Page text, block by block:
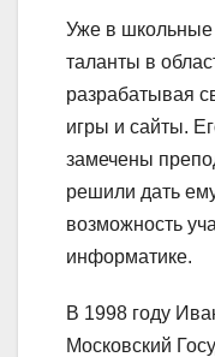
Уже в школьные
таланты в
разрабатывая
игры и сайты.
замечены
решили дать
возможность
информатике.
В 1998 году
Московский